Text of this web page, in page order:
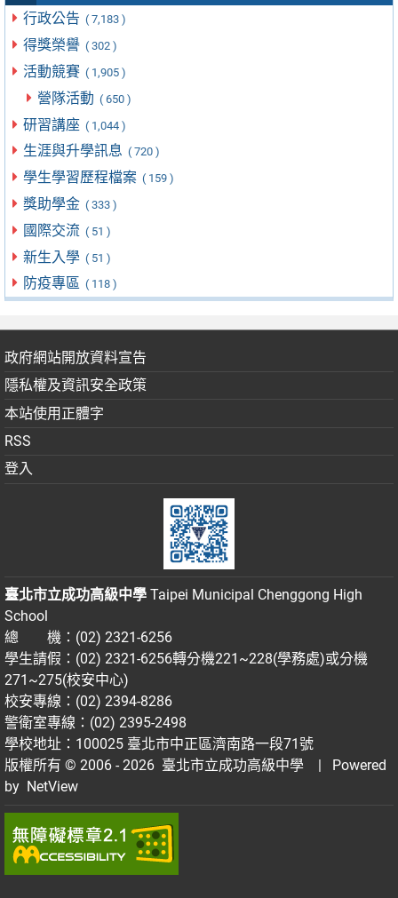
行政公告 ( 7,183 )
得獎榮譽 ( 302 )
活動競賽 ( 1,905 )
營隊活動 ( 650 )
研習講座 ( 1,044 )
生涯與升學訊息 ( 720 )
學生學習歷程檔案 ( 159 )
獎助學金 ( 333 )
國際交流 ( 51 )
新生入學 ( 51 )
防疫專區 ( 118 )
政府網站開放資料宣告
隱私權及資訊安全政策
本站使用正體字
RSS
登入
臺北市立成功高級中學 Taipei Municipal Chenggong High
School
總 機：(02) 2321-6256
學生請假：(02) 2321-6256轉分機221~228(學務處)或分機
271~275(校安中心)
校安專線：(02) 2394-8286
警衛室專線：(02) 2395-2498
學校地址：100025 臺北市中正區濟南路一段71號
版權所有 © 2006 - 2026 臺北市立成功高級中學
| Powered
by NetView